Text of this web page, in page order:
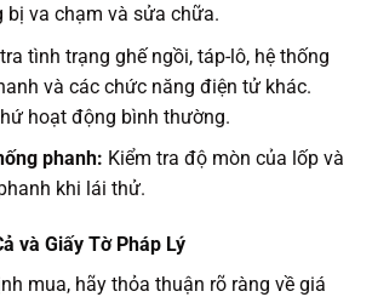
bị va chạm và sửa chữa.
tình trạng ghế ngồi, táp-lô, hệ thống
và các chức năng điện tử khác.
hoạt động bình thường.
phanh: Kiểm tra độ mòn của lốp và
khi lái thử.
và Giấy Tờ Pháp Lý
mua, hãy thỏa thuận rõ ràng về giá